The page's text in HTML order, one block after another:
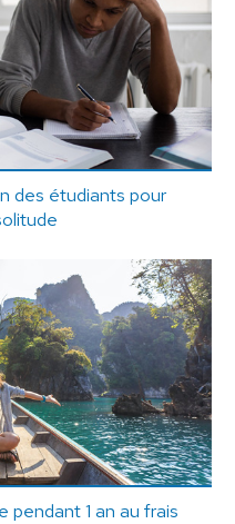
des étudiants pour
pendant 1 an au frais